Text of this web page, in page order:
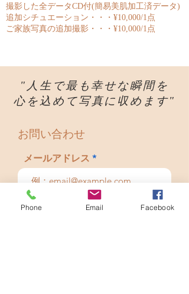
撮影した全データCD付(簡易美肌加工済データ)
追加シチュエーション・・・¥10,000/1点
ご家族写真の追加撮影・・・¥10,000/1点
"人生で最も幸せな瞬間を
心を込めて写真に収めます"
​お問い合わせ
メールアドレス
件名
Phone Email Facebook